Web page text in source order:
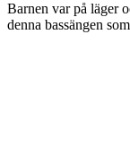
Barnen var på läger
denna bassängen